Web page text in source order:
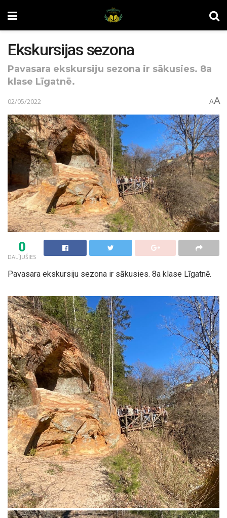
Ekskursijas sezona
Pavasara ekskursiju sezona ir sākusies. 8a
klase Līgatnē.
02/05/2022 AA
0
DALĪJUŠIES
Pavasara ekskursiju sezona ir sākusies. 8a klase Līgatnē.